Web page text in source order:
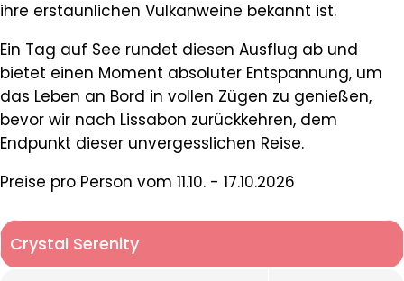
ihre erstaunlichen Vulkanweine bekannt ist.
Ein Tag auf See rundet diesen Ausflug ab und
bietet einen Moment absoluter Entspannung, um
das Leben an Bord in vollen Zügen zu genießen,
bevor wir nach Lissabon zurückkehren, dem
Endpunkt dieser unvergesslichen Reise.
Preise pro Person vom 11.10. - 17.10.2026
Crystal Serenity